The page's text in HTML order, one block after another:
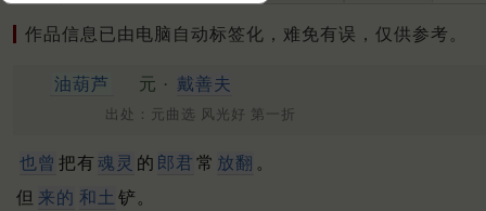
作品信息已由电脑自动标签化，难免有误，仅供参考。
油葫芦 元 · 戴善夫
出处：元曲选 风光好 第一折
也曾 把有 魂灵 的 郎君 常 放翻 。
但 来的 和土 铲。